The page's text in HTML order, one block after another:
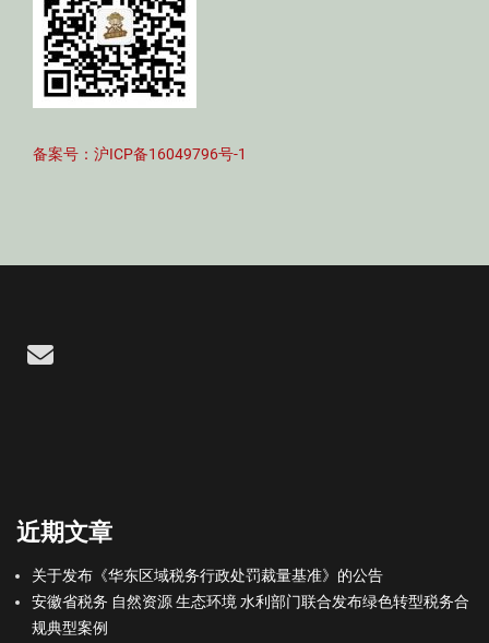
备案号：沪ICP备16049796号-1
Email
近期文章
关于发布《华东区域税务行政处罚裁量基准》的公告
安徽省税务 自然资源 生态环境 水利部门联合发布绿色转型税务合
规典型案例